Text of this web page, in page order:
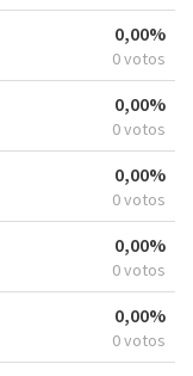
0,00%
0 votos
0,00%
0 votos
0,00%
0 votos
0,00%
0 votos
0,00%
0 votos